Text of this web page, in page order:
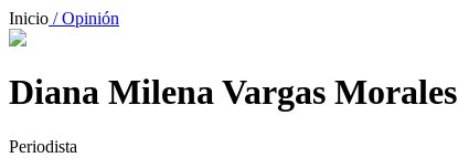
Inicio / Opinión
Diana Milena Vargas Morales
Periodista